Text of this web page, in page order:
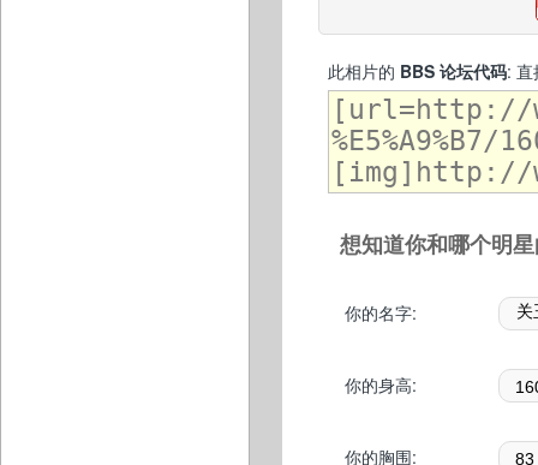
此相片的 BBS 论坛代码: 直
想知道你和哪个明
你的名字:
你的身高:
你的胸围: